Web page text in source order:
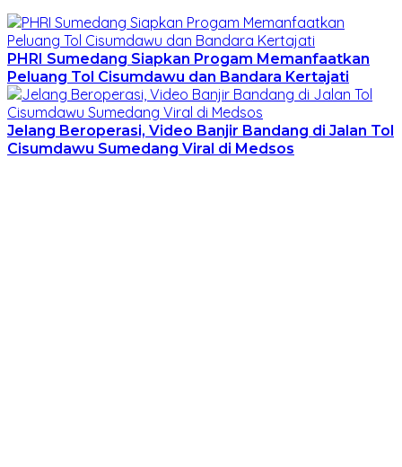
PHRI Sumedang Siapkan Progam Memanfaatkan
Peluang Tol Cisumdawu dan Bandara Kertajati
Jelang Beroperasi, Video Banjir Bandang di Jalan Tol
Cisumdawu Sumedang Viral di Medsos